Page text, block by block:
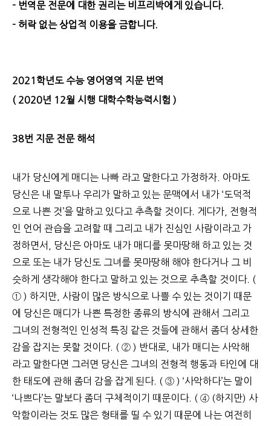
- 번역문 전문에 대한 권리는 비프리박에게 있습니다.
- 허락 없는 상업적 이용을 금합니다.
2021학년도 수능 영어영역 지문 번역
( 2020년 12월 시행 대학수학능력시험 )
38번 지문 전문 해석
내가 당신에게 매디는 나빠 라고 말한다고 가정하자. 아마도
당신은 내 말투나 우리가 말하고 있는 문맥에서 내가 ‘도덕적
으로 나쁜 것’을 말하고 있다고 추측할 것이다. 게다가, 전형적
인 언어 관습을 고려할 때 그리고 내가 진심인 사람이라고 가
정하면서, 당신은 아마도 내가 매디를 못마땅해 하고 있는 것
으로 또는 내가 당신도 그녀를 못마땅해 해야 한다거나 그 비
슷하게 생각해야 한다고 말하고 있는 것으로 추측할 것이다. (
① ) 하지만, 사람이 많은 방식으로 나쁠 수 있는 것이기 때문
에 당신은 매디가 나쁜 특정한 종류의 방식에 관해서 그리고
그녀의 전형적인 인성적 특징 같은 것들에 관해서 좀더 상세한
감을 잡지는 못할 것이다. ( ② ) 반대로, 내가 매디는 사악해
라고 말한다면 그러면 당신은 그녀의 전형적 행동과 타인에 대
한 태도에 관해 좀더 감을 잡게 된다. ( ③ ) ‘사악하다’는 말이
‘나쁘다’는 말보다 좀더 구체적이기 때문이다. ( ④ (하지만) 사
악함이라는 것도 많은 형태를 띨 수 있기 때문에 나는 여전히